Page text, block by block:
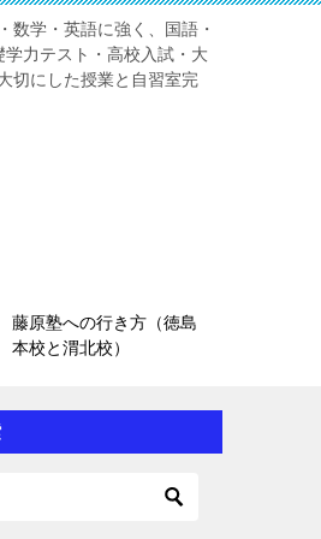
数学・英語に強く、国語・
力テスト・高校入試・大
切にした授業と自習室完
藤原塾への行き方（徳島
本校と渭北校）